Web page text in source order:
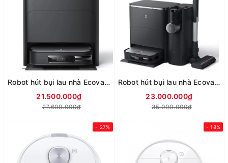
Robot hút bụi lau nhà Ecovacs Deebot X2 OMNI
21.500.000₫
27.600.000₫
Robot hút bụi lau nhà Ecovacs X2 Combo
23.000.000₫
35.000.000₫
- 27% - 18%